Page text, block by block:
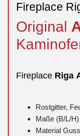
Fireplace
Original
Fireplace Riga
Rostgitter,
Maße (B/L/
Material Guss